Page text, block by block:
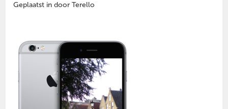
Geplaatst in door Terello